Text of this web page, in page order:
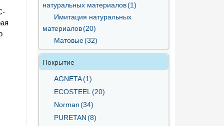
натуральных материалов(1)
Имитация натуральных
материалов(20)
Матовые(32)
Покрытие
AGNETA(1)
ECOSTEEL(20)
Norman(34)
PURETAN(8)